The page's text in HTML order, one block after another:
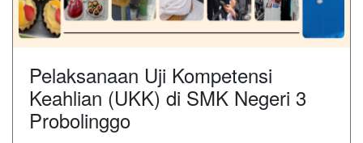
Pelaksanaan Uji Kompetensi
Keahlian (UKK) di SMK Negeri 3
Probolinggo